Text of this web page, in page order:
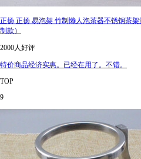
正扬 正扬 易泡架 竹制懒人泡茶器不锈钢茶
制款）
2000人好评
特价商品经济实惠。已经在用了。不错。
TOP
9